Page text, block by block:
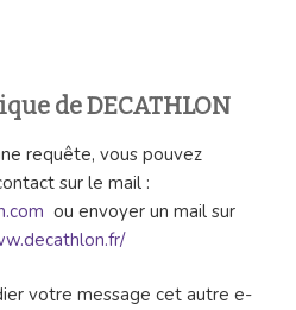
de DECATHLON
requête, vous pouvez
sur le mail :
ou envoyer un mail sur
votre message cet autre e-